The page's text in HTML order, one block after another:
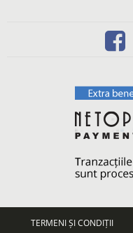
TERMENI ȘI CONDIȚII